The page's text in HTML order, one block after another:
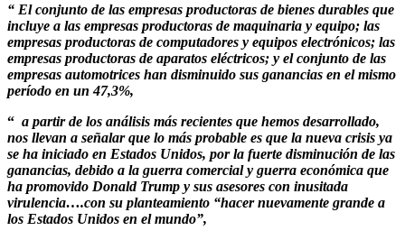
“ El conjunto de las empresas productoras de bienes durables que
incluye a las empresas productoras de maquinaria y equipo; las
empresas productoras de computadores y equipos electrónicos; las
empresas productoras de aparatos eléctricos; y el conjunto de las
empresas automotrices han disminuido sus ganancias en el mismo
período en un 47,3%,
“ a partir de los análisis más recientes que hemos desarrollado,
nos llevan a señalar que lo más probable es que la nueva crisis ya
se ha iniciado en Estados Unidos, por la fuerte disminución de las
ganancias, debido a la guerra comercial y guerra económica que
ha promovido Donald Trump y sus asesores con inusitada
virulencia….con su planteamiento “hacer nuevamente grande a
los Estados Unidos en el mundo”,